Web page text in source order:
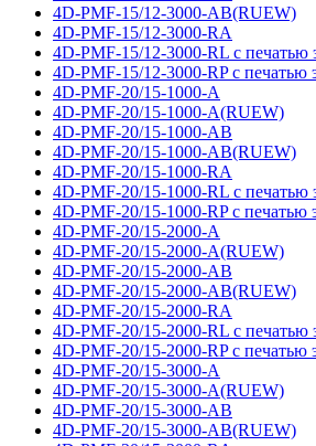
4D-PMF-15/12-3000-AB(RUEW)
4D-PMF-15/12-3000-RA
4D-PMF-15/12-3000-RL с печатью
4D-PMF-15/12-3000-RP с печатью
4D-PMF-20/15-1000-A
4D-PMF-20/15-1000-A(RUEW)
4D-PMF-20/15-1000-AB
4D-PMF-20/15-1000-AB(RUEW)
4D-PMF-20/15-1000-RA
4D-PMF-20/15-1000-RL с печатью
4D-PMF-20/15-1000-RP с печатью
4D-PMF-20/15-2000-A
4D-PMF-20/15-2000-A(RUEW)
4D-PMF-20/15-2000-AB
4D-PMF-20/15-2000-AB(RUEW)
4D-PMF-20/15-2000-RA
4D-PMF-20/15-2000-RL с печатью
4D-PMF-20/15-2000-RP с печатью
4D-PMF-20/15-3000-A
4D-PMF-20/15-3000-A(RUEW)
4D-PMF-20/15-3000-AB
4D-PMF-20/15-3000-AB(RUEW)